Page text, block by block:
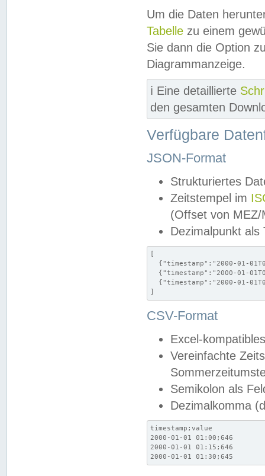
Um die Daten
Tabelle zu einem
Sie dann die Option
Diagrammanzeige.
ℹ️ Eine detaillierte
den gesamten
Verfügbare
JSON-Format
Strukturiertes
Zeitstempel im
(Offset von MEZ/
Dezimalpunkt als
[
{"timestamp":"2000-01-
{"timestamp":"2000-01-
{"timestamp":"2000-01-
]
CSV-Format
Excel-
Vereinfachte
Semikolon als
Dezimalkomma
timestamp;value
2000-01-01 01:00;646
2000-01-01 01:15;646
2000-01-01 01:30;645